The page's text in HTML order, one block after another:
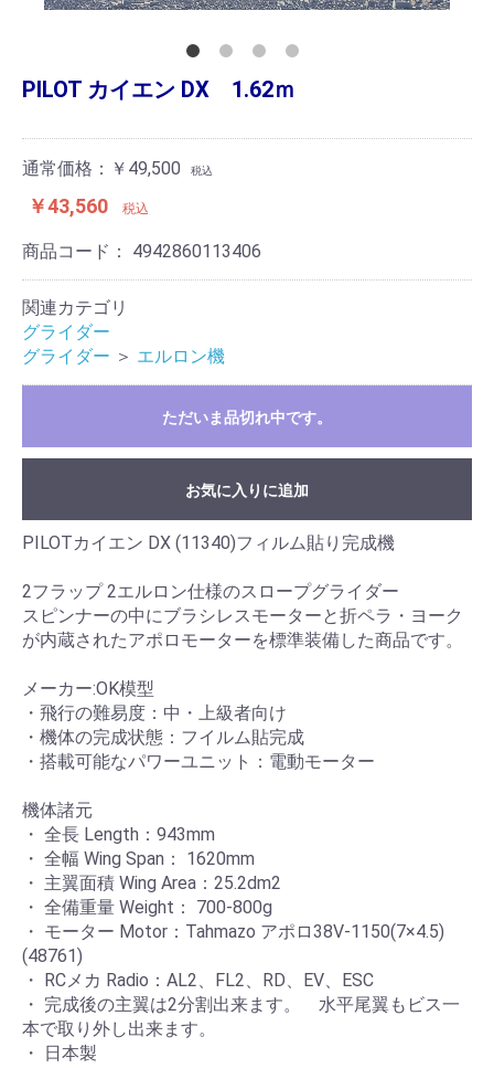
PILOT カイエン DX 1.62ｍ
通常価格：￥49,500 税込
￥43,560 税込
商品コード： 4942860113406
関連カテゴリ
グライダー
グライダー ＞ エルロン機
ただいま品切れ中です。
お気に入りに追加
PILOTカイエン DX (11340)フィルム貼り完成機
2フラップ 2エルロン仕様のスロープグライダー
スピンナーの中にブラシレスモーターと折ペラ・ヨーク
が内蔵されたアポロモーターを標準装備した商品です。
メーカー:OK模型
・飛行の難易度：中・上級者向け
・機体の完成状態：フイルム貼完成
・搭載可能なパワーユニット：電動モーター
機体諸元
・ 全長 Length：943mm
・ 全幅 Wing Span： 1620mm
・ 主翼面積 Wing Area：25.2dm2
・ 全備重量 Weight： 700-800g
・ モーター Motor：Tahmazo アポロ38V-1150(7×4.5)
(48761)
・ RCメカ Radio：AL2、FL2、RD、EV、ESC
・ 完成後の主翼は2分割出来ます。 水平尾翼もビス一
本で取り外し出来ます。
・ 日本製